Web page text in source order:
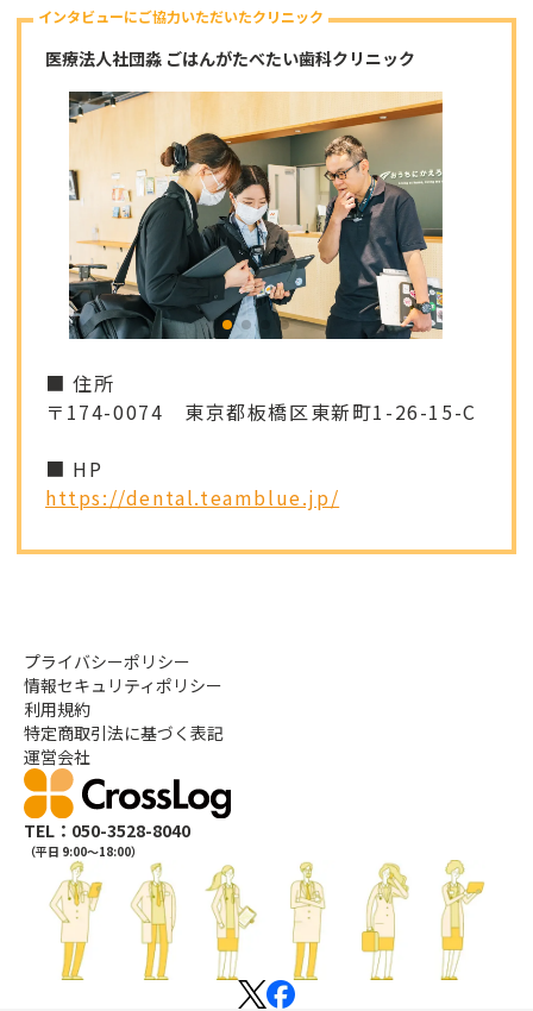
インタビューにご協力いただいたクリニック
医療法人社団淼 ごはんがたべたい歯科クリニック
■ 住所
〒174-0074 東京都板橋区東新町1-26-15-C
■ HP
https://dental.teamblue.jp/
TEL：050-3528-8040
（平日 9:00〜18:00）
プライバシーポリシー
情報セキュリティポリシー
利用規約
特定商取引法に基づく表記
運営会社